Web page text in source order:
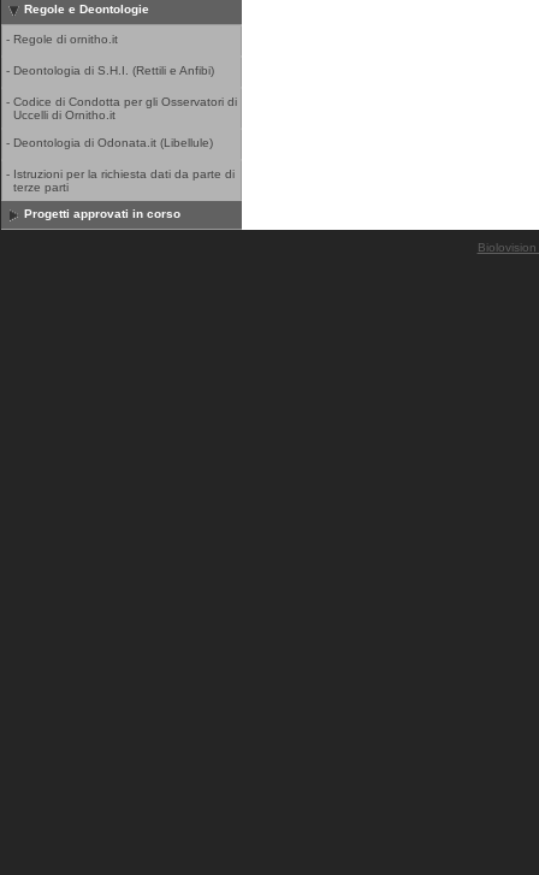
Regole e Deontologie
- Regole di ornitho.it
- Deontologia di S.H.I. (Rettili e Anfibi)
- Codice di Condotta per gli Osservatori di
Uccelli di Ornitho.it
- Deontologia di Odonata.it (Libellule)
- Istruzioni per la richiesta dati da parte di
terze parti
Progetti approvati in corso
Biolovision